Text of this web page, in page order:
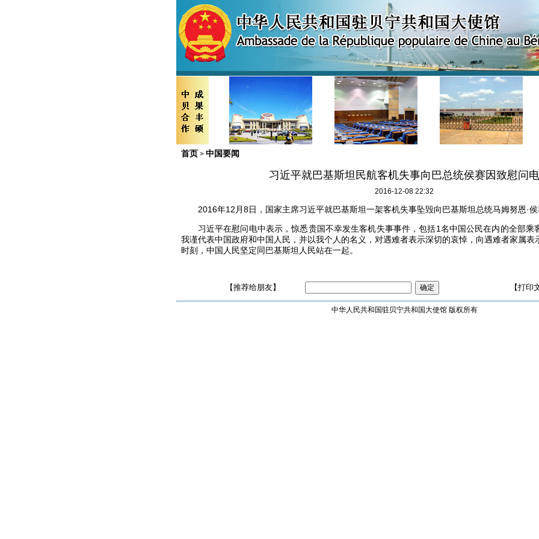
首页 > 中国要闻
习近平就巴基斯坦民航客机失事向巴总统侯赛因致慰问电
2016-12-08 22:32
2016年12月8日，国家主席习近平就巴基斯坦一架客机失事坠毁向巴基斯坦总统马姆努恩·侯
习近平在慰问电中表示，惊悉贵国不幸发生客机失事事件，包括1名中国公民在内的全部乘
我谨代表中国政府和中国人民，并以我个人的名义，对遇难者表示深切的哀悼，向遇难者家属表
时刻，中国人民坚定同巴基斯坦人民站在一起。
【推荐给朋友】 【打印
中华人民共和国驻贝宁共和国大使馆 版权所有